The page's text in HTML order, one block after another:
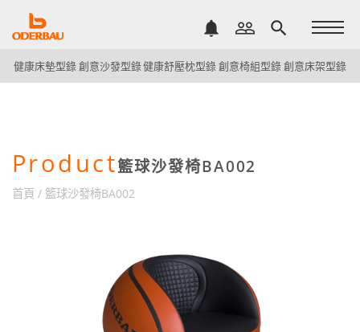
notifications people_outline search
健康床墊型錄創意沙發型錄健康舒壓枕型錄創意椅組型錄創意床架型錄
Product籃球沙發椅BA002
首頁 / 籃球沙發椅BA002